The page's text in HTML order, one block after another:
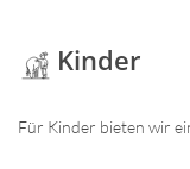
Kinder
Für Kinder bieten wir